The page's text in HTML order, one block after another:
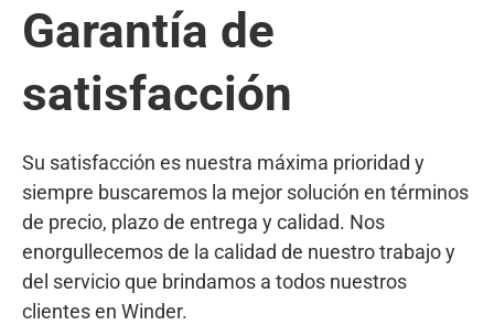
Garantía de
satisfacción
Su satisfacción es nuestra máxima prioridad y
siempre buscaremos la mejor solución en términos
de precio, plazo de entrega y calidad. Nos
enorgullecemos de la calidad de nuestro trabajo y
del servicio que brindamos a todos nuestros
clientes en Winder.